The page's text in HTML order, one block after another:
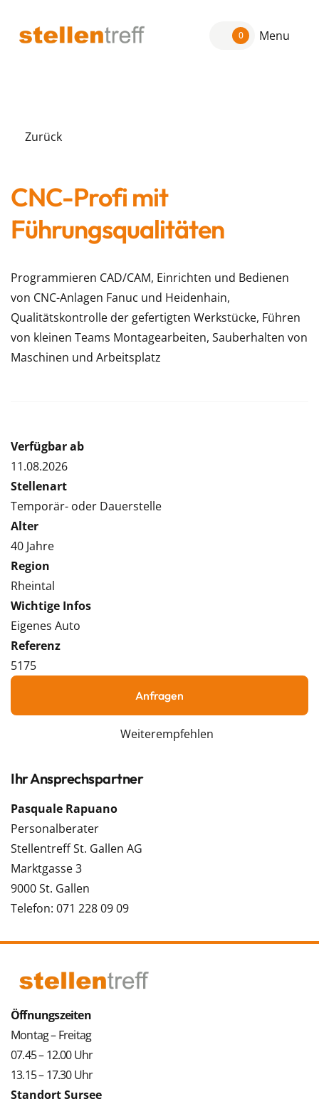
0 Menu
Zurück
CNC-Profi mit
Führungsqualitäten
Programmieren CAD/CAM, Einrichten und Bedienen
von CNC-Anlagen Fanuc und Heidenhain,
Qualitätskontrolle der gefertigten Werkstücke, Führen
von kleinen Teams Montagearbeiten, Sauberhalten von
Maschinen und Arbeitsplatz
Verfügbar ab
11.08.2026
Stellenart
Temporär- oder Dauerstelle
Alter
40 Jahre
Region
Rheintal
Wichtige Infos
Eigenes Auto
Referenz
5175
Anfragen
Weiterempfehlen
Ihr Ansprechspartner
Pasquale Rapuano
Personalberater
Stellentreff St. Gallen AG
Marktgasse 3
9000 St. Gallen
Telefon: 071 228 09 09
Öffnungszeiten
Montag – Freitag
07.45 – 12.00 Uhr
13.15 – 17.30 Uhr
Standort Sursee